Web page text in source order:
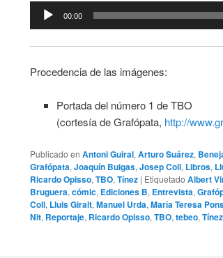
Reproductor
00:00
Procedencia de las imágenes:
Portada del número 1 de TBO
(cortesía de Grafópata, http://
Publicado en Antoni Guiral, Arturo Suárez,
Grafópata, Joaquín Buigas, Josep Coll, Libros,
Ricardo Opisso, TBO, Tínez | Etiquetado Albert
Bruguera, cómic, Ediciones B, Entrevista,
Coll, Lluis Giralt, Manuel Urda, María Teresa
Nit, Reportaje, Ricardo Opisso, TBO, tebeo, Tínez